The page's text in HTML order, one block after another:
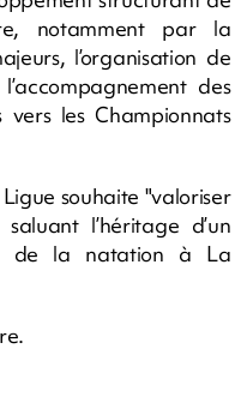
notamment par la
l’organisation de
des
vers les Championnats
souhaite "valoriser
l’héritage d’un
de la natation à La